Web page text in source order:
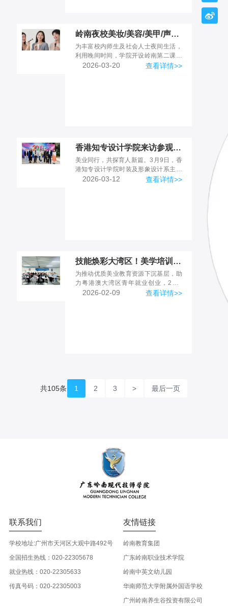
岭南夜校美妆/美容/美甲/声乐/钢琴兴趣班的通知
为丰富校内师生及社会人士夜间生活，
利用晚间时间，学院开设岭南第二课堂
技能兴趣班，以理论+实操上课形式，
2026-03-20 查看详情>>
香港知专设计学院来访参观，共促湾区美业育人新篇
美业同行，共探育人新篇。3月9日，香
港知专设计学院时装及形象设计系主任
许嘉文先生、高级讲师董国强先生，
2026-03-12 查看详情>>
技能焕彩大湾区！美学培训创建凤凰社区职业发展新道路
为推动优质美业教育资源下沉基层，助
力粤港澳大湾区青年就业创业，2月6
日，时尚美业学院联合粤港澳大湾区青
2026-02-09 查看详情>>
共105条 1 2 3 > 最后一页
联系我们
学校地址:广州市天河区大观中路492号
全国招生热线：020-22305678
就业热线：020-22305633
传真号码：020-22305003
友情链接
岭南教育集团
广东岭南职业技术学院
岭南中英文幼儿园
华南师范大学附属外国语学校
广州岭南养生谷投资有限公司
